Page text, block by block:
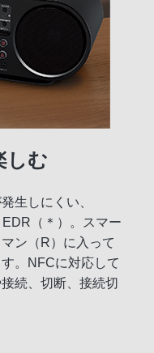
しむ
生しにくい、
（＊）。スマー
ン（R）に入って
。NFCに対応して
続、切断、接続切